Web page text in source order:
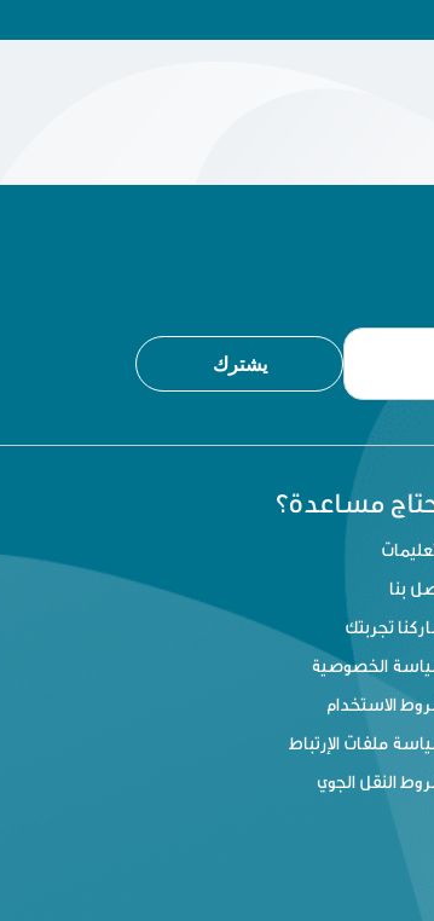
يشترك
مساعدة؟
بنا
تجربتك
الخصوصية
الاستخدام
ملفات الإرتباط
النقل الجوي